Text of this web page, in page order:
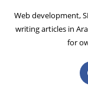
Web development,
writing articles in
for